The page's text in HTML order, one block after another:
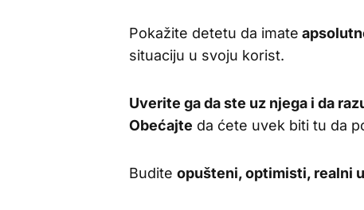
Pokažite detetu da imate
situaciju u svoju korist.
Uverite ga da ste uz njega i da
Obećajte da ćete uvek biti tu da
Budite opušteni, optimisti, realni